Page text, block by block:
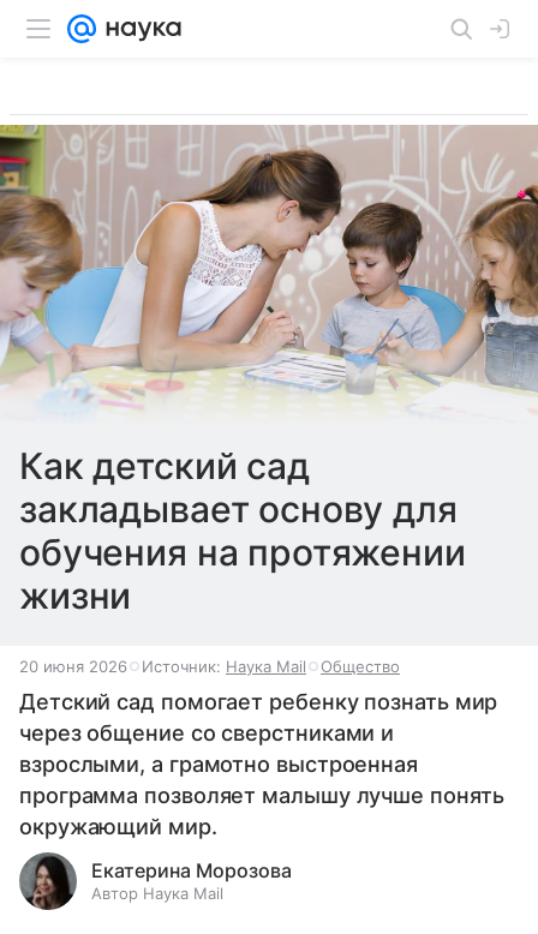
Как детский сад
закладывает основу для
обучения на протяжении
жизни
20 июня 2026 Источник: Наука Mail Общество
Детский сад помогает ребенку познать мир
через общение со сверстниками и
взрослыми, а грамотно выстроенная
программа позволяет малышу лучше понять
окружающий мир.
Екатерина Морозова
Автор Наука Mail